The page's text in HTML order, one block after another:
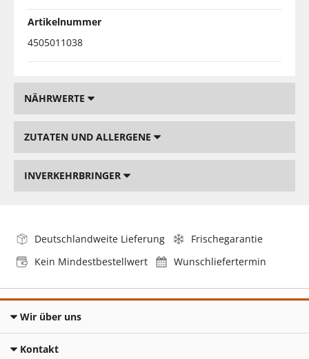
Artikelnummer
4505011038
NÄHRWERTE
ZUTATEN UND ALLERGENE
INVERKEHRBRINGER
Deutschlandweite Lieferung
Frischegarantie
Kein Mindestbestellwert
Wunschliefertermin
Wir über uns
Kontakt